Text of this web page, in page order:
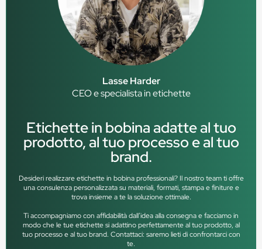
Lasse Harder
CEO e specialista in etichette
Etichette in bobina adatte al tuo
prodotto, al tuo processo e al tuo
brand.
Desideri realizzare etichette in bobina professionali? Il nostro team ti offre
una consulenza personalizzata su materiali, formati, stampa e finiture e
trova insieme a te la soluzione ottimale.
Ti accompagniamo con affidabilità dall’idea alla consegna e facciamo in
modo che le tue etichette si adattino perfettamente al tuo prodotto, al
tuo processo e al tuo brand. Contattaci: saremo lieti di confrontarci con
te.